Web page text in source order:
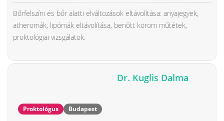
Bőrfelszíni és bőr alatti elváltozások eltávolítása: anyajegyek,
atheromák, lipómák eltávolítása, benőtt köröm műtétek,
proktológiai vizsgálatok.
Dr. Kuglis Dalma
Proktológus Budapest